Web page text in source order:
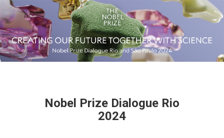
Nobel Prize Dialogue Rio
2024